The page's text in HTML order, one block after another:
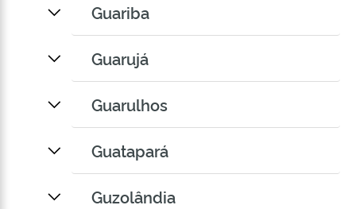
Guariba
Guarujá
Guarulhos
Guatapará
Guzolândia